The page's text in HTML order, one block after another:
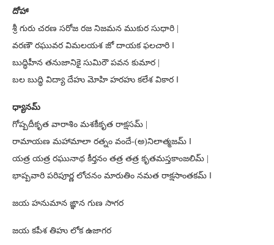
దోహా
శ్రీ గురు చరణ సరోజ రజ నిజమన ముకుర సుధారి |
వరణౌ రఘువర విమలయశ జో దాయక ఫలచారి ‖
బుద్ధిహీన తనుజానికై సుమిరౌ పవన కుమార |
బల బుద్ధి విద్యా దేహు మోహి హరహు కలేశ వికార ‖
ధ్యానమ్
గోష్పదీకృత వారాశిం మశకీకృత రాక్షసమ్ |
రామాయణ మహామాలా రత్నం వందే-(అ)నిలాత్మజమ్ ‖
యత్ర యత్ర రఘునాథ కీర్తనం తత్ర తత్ర కృతమస్తకాంజలిమ్ |
భాష్పవారి పరిపూర్ణ లోచనం మారుతిం నమత రాక్షసాంతకమ్ ‖
జయ హనుమాన ఙ్ఞాన గుణ సాగర
జయ కపీశ తిహు లోక ఉజాగర